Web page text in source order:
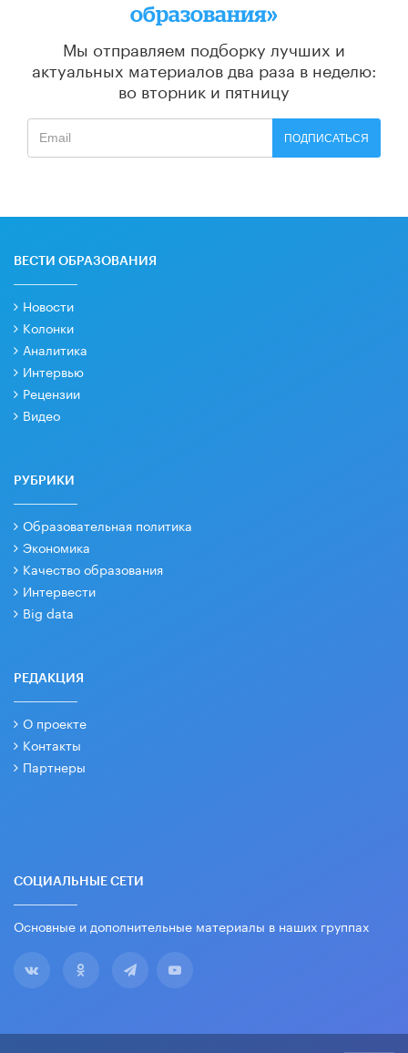
образования»
Мы отправляем подборку лучших и
актуальных материалов два раза в неделю:
во вторник и пятницу
ПОДПИСАТЬСЯ
ВЕСТИ ОБРАЗОВАНИЯ
Новости
Колонки
Аналитика
Интервью
Рецензии
Видео
РУБРИКИ
Образовательная политика
Экономика
Качество образования
Интервести
Big data
РЕДАКЦИЯ
О проекте
Контакты
Партнеры
СОЦИАЛЬНЫЕ СЕТИ
Основные и дополнительные материалы в наших группах